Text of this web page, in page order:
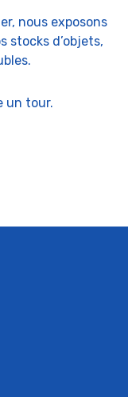
nous exposons
stocks d’objets,
un tour.